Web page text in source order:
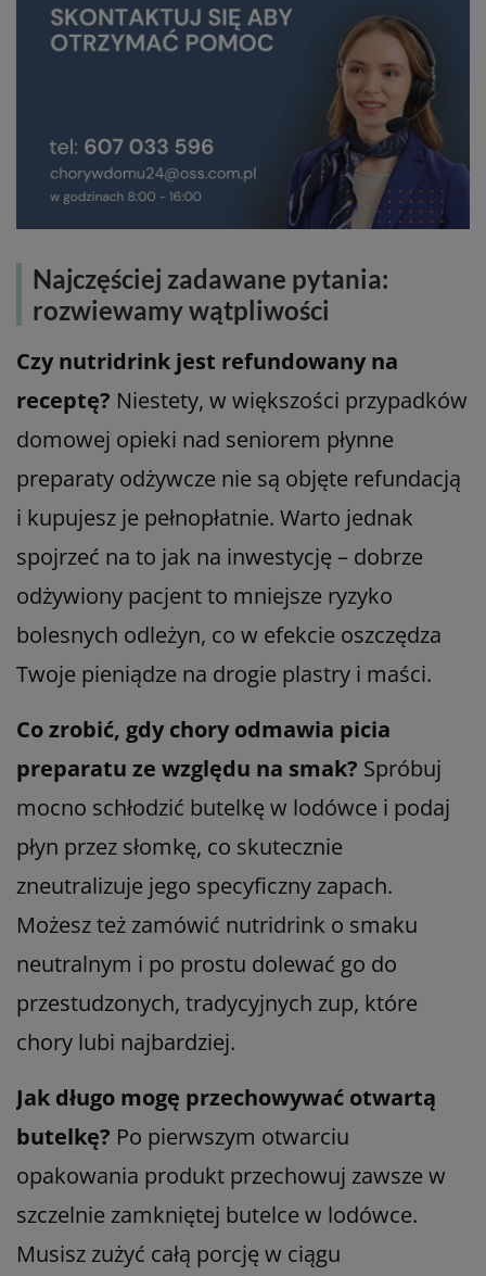
Najczęściej zadawane pytania:
rozwiewamy wątpliwości
Czy nutridrink jest refundowany na
receptę? Niestety, w większości przypadków
domowej opieki nad seniorem płynne
preparaty odżywcze nie są objęte refundacją
i kupujesz je pełnopłatnie. Warto jednak
spojrzeć na to jak na inwestycję – dobrze
odżywiony pacjent to mniejsze ryzyko
bolesnych odleżyn, co w efekcie oszczędza
Twoje pieniądze na drogie plastry i maści.
Co zrobić, gdy chory odmawia picia
preparatu ze względu na smak? Spróbuj
mocno schłodzić butelkę w lodówce i podaj
płyn przez słomkę, co skutecznie
zneutralizuje jego specyficzny zapach.
Możesz też zamówić nutridrink o smaku
neutralnym i po prostu dolewać go do
przestudzonych, tradycyjnych zup, które
chory lubi najbardziej.
Jak długo mogę przechowywać otwartą
butelkę? Po pierwszym otwarciu
opakowania produkt przechowuj zawsze w
szczelnie zamkniętej butelce w lodówce.
Musisz zużyć całą porcję w ciągu